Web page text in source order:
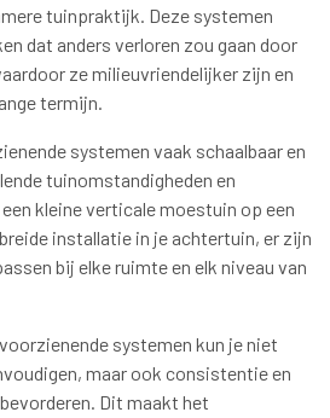
tuinpraktijk. Deze systemen
dat anders verloren zou gaan door
ze milieuvriendelijker zijn en
termijn.
systemen vaak schaalbaar en
tuinomstandigheden en
kleine verticale moestuin op een
installatie in je achtertuin, er zijn
bij elke ruimte en elk niveau van
systemen kun je niet
maar ook consistentie en
Dit maakt het